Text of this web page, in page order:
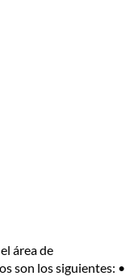
área de
son los siguientes: •